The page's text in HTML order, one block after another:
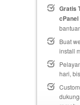
Gratis
cPanel
Buat
install
hari,